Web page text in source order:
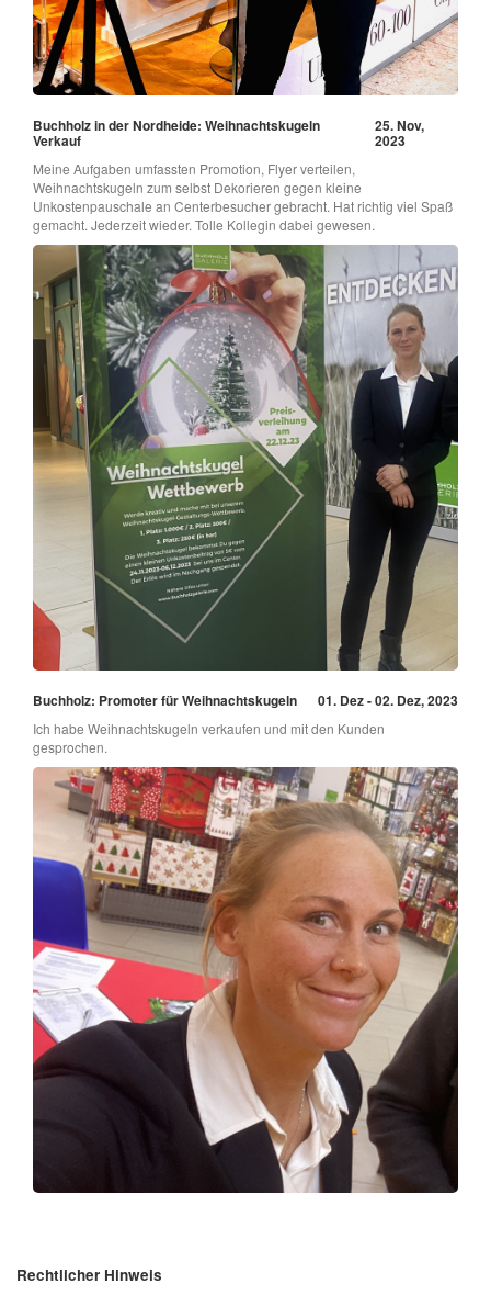
Buchholz in der Nordheide: Weihnachtskugeln
Verkauf
25. Nov,
2023
Meine Aufgaben umfassten Promotion, Flyer verteilen,
Weihnachtskugeln zum selbst Dekorieren gegen kleine
Unkostenpauschale an Centerbesucher gebracht. Hat richtig viel Spaß
gemacht. Jederzeit wieder. Tolle Kollegin dabei gewesen.
Buchholz: Promoter für Weihnachtskugeln 01. Dez - 02. Dez, 2023
Ich habe Weihnachtskugeln verkaufen und mit den Kunden
gesprochen.
Rechtlicher Hinweis